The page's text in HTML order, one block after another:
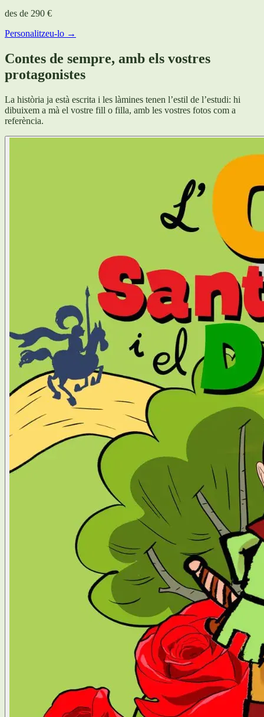
des de 290 €
Personalitzeu-lo →
Contes de sempre, amb els vostres
protagonistes
La història ja està escrita i les làmines tenen l’estil de l’estudi: hi
dibuixem a mà el vostre fill o filla, amb les vostres fotos com a
referència.